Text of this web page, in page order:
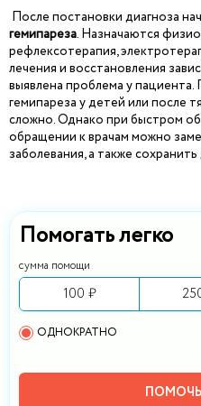
Помогать легко
сумма помощи
100 ₽
ОДНОКРАТНО
После постановки диагноза
гемипареза. Назначаются
рефлексотерапия,
лечения и восстановления
выявлена проблема у
гемипареза у детей или после
сложно. Однако при быстром
обращении к врачам можно
заболевания, а также